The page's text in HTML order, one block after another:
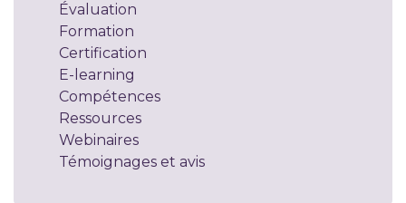
Évaluation
Formation
Certification
E-learning
Compétences
Ressources
Webinaires
Témoignages et avis